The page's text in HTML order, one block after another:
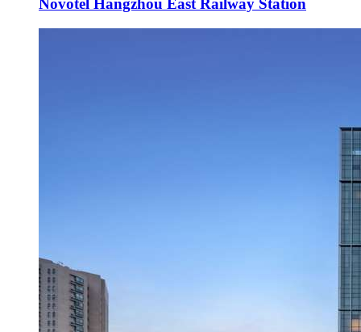
Novotel Hangzhou East Railway Station